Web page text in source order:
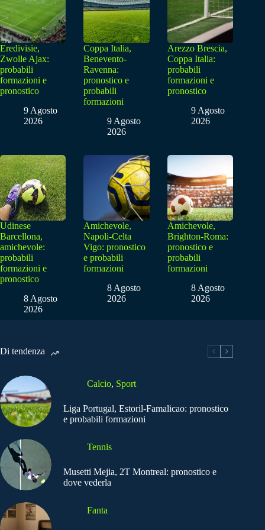
Eredivisie,
Zwolle Ajax:
probabili
formazioni e
pronostico
9 Agosto
2026
Coppa Italia,
Benevento-
Ravenna:
pronostico e
probabili
formazioni
9 Agosto
2026
Arezzo Brescia,
Coppa Italia:
probabili
formazioni e
pronostico
9 Agosto
2026
Udinese
Barcellona,
amichevole:
probabili
formazioni e
pronostico
8 Agosto
2026
Amichevole,
Napoli-Celta
Vigo: pronostico
e probabili
formazioni
8 Agosto
2026
Amichevole,
Brighton-Roma:
pronostico e
probabili
formazioni
8 Agosto
2026
Di tendenza
Calcio, Sport
Liga Portugal, Estoril-Famalicao: pronostico
e probabili formazioni
Tennis
Musetti Mejia, 2T Montreal: pronostico e
dove vederla
Fanta